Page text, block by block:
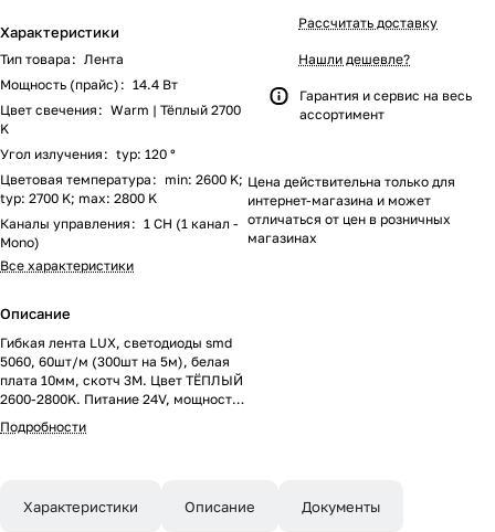
Характеристики
Тип товара : Лента
Мощность (прайс) : 14.4 Вт
Цвет свечения : Warm | Тёплый 2700
K
Угол излучения : typ: 120 °
Цветовая температура : min: 2600 K;
typ: 2700 K; max: 2800 K
Каналы управления : 1 CH (1 канал -
Mono)
Все характеристики
Описание
Гибкая лента LUX, светодиоды smd
5060, 60шт/м (300шт на 5м), белая
плата 10мм, скотч 3М. Цвет ТЁПЛЫЙ
2600-2800K. Питание 24V, мощность
14.4 Вт/м (72 Вт на 5м), угол 120°,
цветопередача CRI>85. Размеры
Подробности
Рассчитать доставку
Нашли дешевле?
Гарантия и сервис на весь
ассортимент
Цена действительна только для
интернет-магазина и может
отличаться от цен в розничных
магазинах
Характеристики Описание Документы